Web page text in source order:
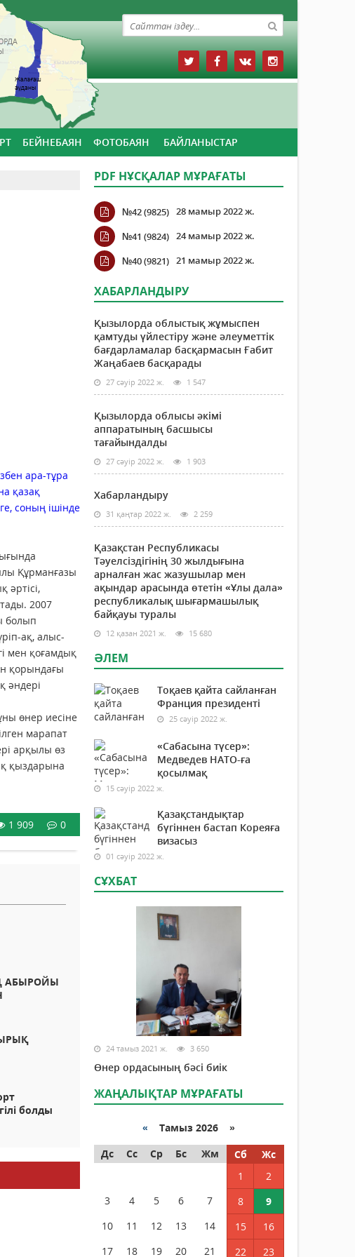
БЕЙНЕБАЯН ФОТОБАЯН БАЙЛАНЫСТАР
ара-тұра
қазақ
соның ішінде
Құрманғазы
2007
болып
ақ, алыс-
мен қоғамдық
қорындағы
әндері
өнер иесіне
марапат
арқылы өз
қыздарына
1 909 0
АБЫРОЙЫ
болды
PDF НҰСҚАЛАР МҰРАҒАТЫ
№42 (9825) 28 мамыр 2022 ж.
№41 (9824) 24 мамыр 2022 ж.
№40 (9821) 21 мамыр 2022 ж.
ХАБАРЛАНДЫРУ
Қызылорда облыстық жұмыспен
қамтуды үйлестіру және әлеуметтік
бағдарламалар басқармасын Ғабит
Жаңабаев басқарады
27 сәуір 2022 ж. 1 547
Қызылорда облысы әкімі
аппаратының басшысы
тағайындалды
27 сәуір 2022 ж. 1 903
Хабарландыру
31 қаңтар 2022 ж. 2 259
Қазақстан Республикасы
Тәуелсіздігінің 30 жылдығына
арналған жас жазушылар мен
ақындар арасында өтетін «Ұлы дала»
республикалық шығармашылық
байқауы туралы
12 қазан 2021 ж. 15 680
ӘЛЕМ
Тоқаев қайта сайланған
Франция президенті
25 сәуір 2022 ж.
«Сабасына түсер»:
Медведев НАТО-ға
қосылмақ
15 сәуір 2022 ж.
Қазақстандықтар
бүгіннен бастап Кореяға
визасыз
01 сәуір 2022 ж.
СҰХБАТ
24 тамыз 2021 ж. 3 650
Өнер ордасының бәсі биік
ЖАҢАЛЫҚТАР МҰРАҒАТЫ
« Тамыз 2026 »
Дс
Сс Ср Бс Жм Сб
Жс
1
2
3
4 5 6 7 8
9
10
11 12 13 14 15
16
17
18 19 20 21 22 23